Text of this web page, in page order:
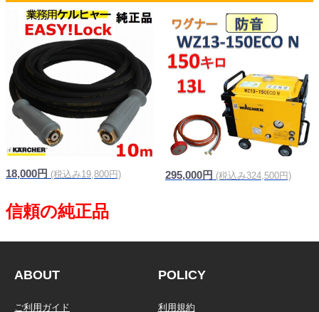
18,000円 (税込み19,800円) 295,000円 (税込み324,500円)
ABOUT
ご利用ガイド
POLICY
利用規約